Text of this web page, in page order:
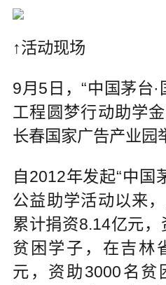
↑活动现场
9月5日，“中国茅台
工程圆梦行动助学
长春国家广告产业园
自2012年发起“中国
公益助学活动以来
累计捐资8.14亿元
贫困学子，在吉林
元，资助3000名贫